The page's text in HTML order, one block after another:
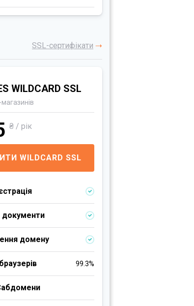
SSL-сертифікати
WILDCARD SSL
₴ / рік
WILDCARD SSL
документи
домену
99.3%